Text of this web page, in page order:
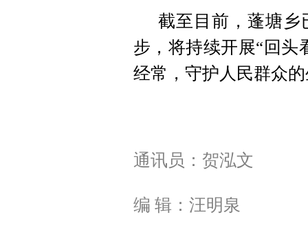
截至目前，蓬塘乡
步，将持续开展“回头
经常，守护人民群众
通讯员：贺泓文
编 辑：汪明泉